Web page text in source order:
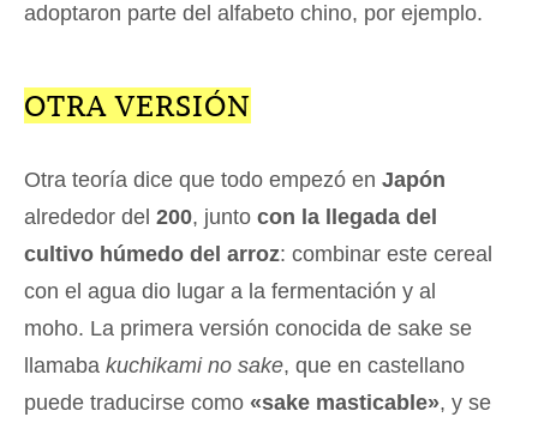
adoptaron parte del alfabeto chino, por ejemplo.
OTRA VERSIÓN
Otra teoría dice que todo empezó en Japón
alrededor del 200, junto con la llegada del
cultivo húmedo del arroz: combinar este cereal
con el agua dio lugar a la fermentación y al
moho. La primera versión conocida de sake se
llamaba kuchikami no sake, que en castellano
puede traducirse como «sake masticable», y se